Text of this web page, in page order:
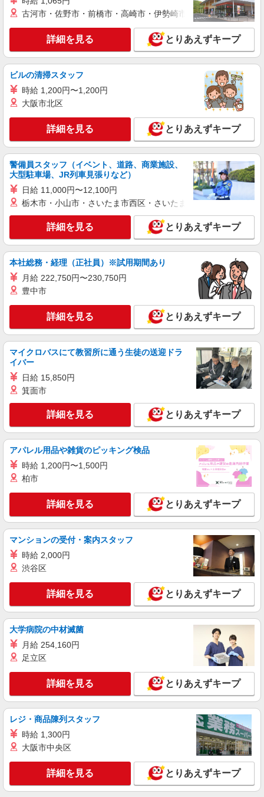
古河市・佐野市・前橋市・高崎市・伊勢崎市・太田市・館林市
詳細を見る とりあえずキープ
ビルの清掃スタッフ
時給 1,200円〜1,200円
大阪市北区
詳細を見る とりあえずキープ
警備員スタッフ（イベント、道路、商業施設、
大型駐車場、JR列車見張りなど）
日給 11,000円〜12,100円
栃木市・小山市・さいたま市西区・さいたま市岩槻区・久喜市・
詳細を見る とりあえずキープ
本社総務・経理（正社員）※試用期間あり
月給 222,750円〜230,750円
豊中市
詳細を見る とりあえずキープ
マイクロバスにて教習所に通う生徒の送迎ドラ
イバー
日給 15,850円
箕面市
詳細を見る とりあえずキープ
アパレル用品や雑貨のピッキング検品
時給 1,200円〜1,500円
柏市
詳細を見る とりあえずキープ
マンションの受付・案内スタッフ
時給 2,000円
渋谷区
詳細を見る とりあえずキープ
大学病院の中材滅菌
月給 254,160円
足立区
詳細を見る とりあえずキープ
レジ・商品陳列スタッフ
時給 1,300円
大阪市中央区
詳細を見る とりあえずキープ